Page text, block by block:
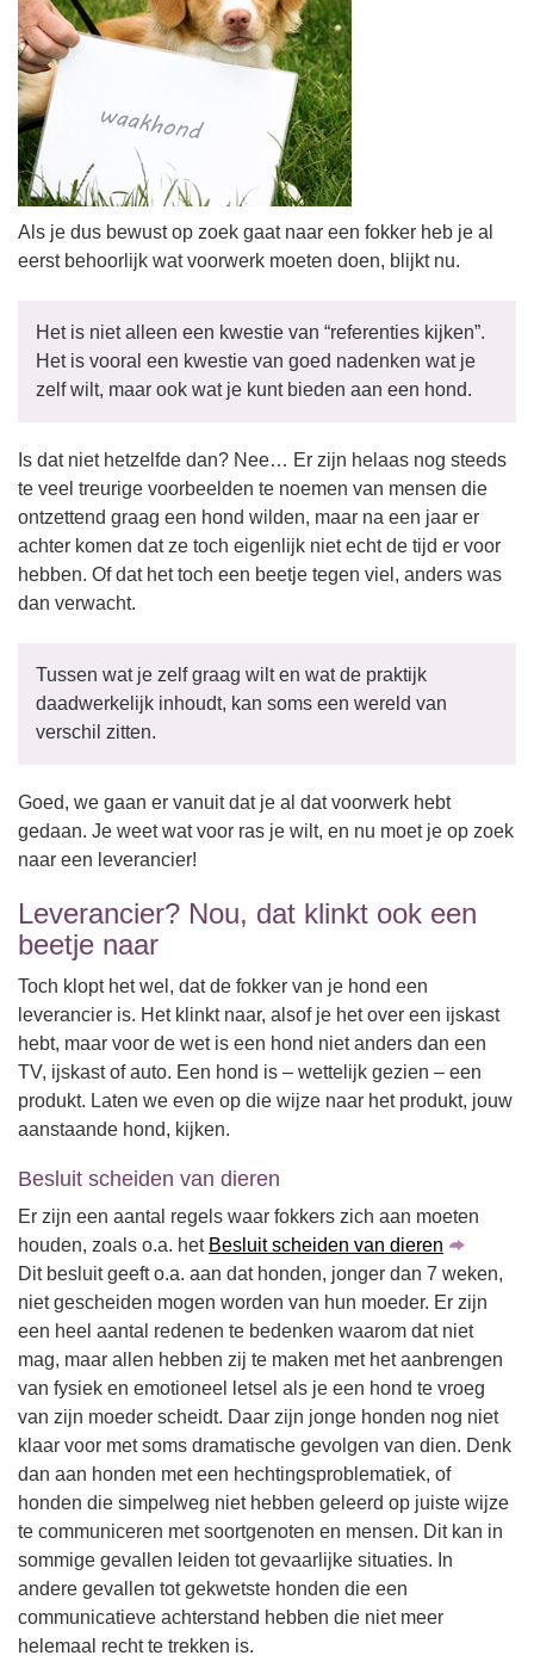
Als je dus bewust op zoek gaat naar een fokker heb je al
eerst behoorlijk wat voorwerk moeten doen, blijkt nu.
Het is niet alleen een kwestie van “referenties kijken”.
Het is vooral een kwestie van goed nadenken wat je
zelf wilt, maar ook wat je kunt bieden aan een hond.
Is dat niet hetzelfde dan? Nee… Er zijn helaas nog steeds
te veel treurige voorbeelden te noemen van mensen die
ontzettend graag een hond wilden, maar na een jaar er
achter komen dat ze toch eigenlijk niet echt de tijd er voor
hebben. Of dat het toch een beetje tegen viel, anders was
dan verwacht.
Tussen wat je zelf graag wilt en wat de praktijk
daadwerkelijk inhoudt, kan soms een wereld van
verschil zitten.
Goed, we gaan er vanuit dat je al dat voorwerk hebt
gedaan. Je weet wat voor ras je wilt, en nu moet je op zoek
naar een leverancier!
Leverancier? Nou, dat klinkt ook een
beetje naar
Toch klopt het wel, dat de fokker van je hond een
leverancier is. Het klinkt naar, alsof je het over een ijskast
hebt, maar voor de wet is een hond niet anders dan een
TV, ijskast of auto. Een hond is – wettelijk gezien – een
produkt. Laten we even op die wijze naar het produkt, jouw
aanstaande hond, kijken.
Besluit scheiden van dieren
Er zijn een aantal regels waar fokkers zich aan moeten
houden, zoals o.a. het Besluit scheiden van dieren
Dit besluit geeft o.a. aan dat honden, jonger dan 7 weken,
niet gescheiden mogen worden van hun moeder. Er zijn
een heel aantal redenen te bedenken waarom dat niet
mag, maar allen hebben zij te maken met het aanbrengen
van fysiek en emotioneel letsel als je een hond te vroeg
van zijn moeder scheidt. Daar zijn jonge honden nog niet
klaar voor met soms dramatische gevolgen van dien. Denk
dan aan honden met een hechtingsproblematiek, of
honden die simpelweg niet hebben geleerd op juiste wijze
te communiceren met soortgenoten en mensen. Dit kan in
sommige gevallen leiden tot gevaarlijke situaties. In
andere gevallen tot gekwetste honden die een
communicatieve achterstand hebben die niet meer
helemaal recht te trekken is.